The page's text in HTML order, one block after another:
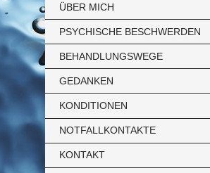
ÜBER MICH
PSYCHISCHE BESCHWERDEN
BEHANDLUNGSWEGE
GEDANKEN
KONDITIONEN
NOTFALLKONTAKTE
KONTAKT